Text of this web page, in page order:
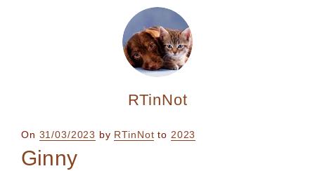
RTinNot
On Posted
on
31/03/2023 by RTinNot to 2023
Ginny